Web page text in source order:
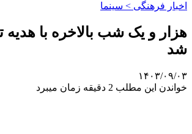
اخبار فرهنگی > سینما
هزار و یک شب بالاخره با هدیه
شد
۱۴۰۳/۰۹/۰۳
خواندن این مطلب 2 دقیقه زمان میبرد